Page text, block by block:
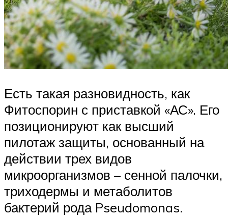
Есть такая разновидность, как
Фитоспорин с приставкой «АС». Его
позиционируют как высший
пилотаж защиты, основанный на
действии трех видов
микроорганизмов – сенной палочки,
триходермы и метаболитов
бактерий рода Pseudomonas.